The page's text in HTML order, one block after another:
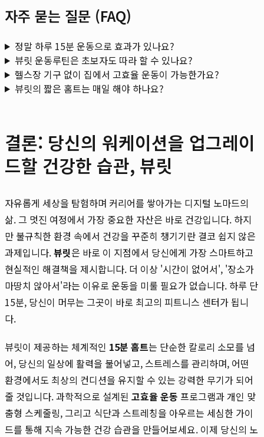
자주 묻는 질문 (FAQ)
정말 하루 15분 운동으로 효과가 있나요?
뷰릿 운동루틴은 초보자도 따라 할 수 있나요?
헬스장 기구 없이 집에서 고효율 운동이 가능한가요?
뷰릿의 짧은 홈트는 매일 해야 하나요?
결론: 당신의 워케이션을 업그레이
드할 건강한 습관, 뷰릿
자유롭게 세상을 탐험하며 커리어를 쌓아가는 디지털 노마드의
삶. 그 멋진 여정에서 가장 중요한 자산은 바로 건강입니다. 하지
만 불규칙한 환경 속에서 건강을 꾸준히 챙기기란 결코 쉽지 않은
과제입니다.뷰릿은 바로 이 지점에서 당신에게 가장 스마트하고
현실적인 해결책을 제시합니다. 더 이상 '시간이 없어서', '장소가
마땅치 않아서'라는 이유로 운동을 미룰 필요가 없습니다. 하루 단
15분, 당신이 머무는 그곳이 바로 최고의 피트니스 센터가 됩니
다.
뷰릿이 제공하는 체계적인 15분 홈트는 단순한 칼로리 소모를 넘
어, 당신의 일상에 활력을 불어넣고, 스트레스를 관리하며, 어떤
환경에서도 최상의 컨디션을 유지할 수 있는 강력한 무기가 되어
줄 것입니다. 과학적으로 설계된 고효율 운동 프로그램과 개인 맞
춤형 스케줄링, 그리고 식단과 스트레칭을 아우르는 세심한 가이
드를 통해 지속 가능한 건강 습관을 만들어보세요. 이제 당신의 노